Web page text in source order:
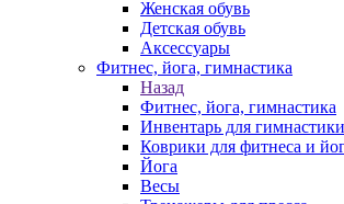
Женская обувь
Детская обувь
Аксессуары
Фитнес, йога, гимнастика
Назад
Фитнес, йога, гимнастика
Инвентарь для гимнастики
Коврики для фитнеса и
Йога
Весы